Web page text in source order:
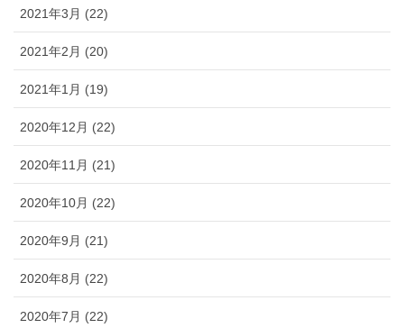
2021年3月 (22)
2021年2月 (20)
2021年1月 (19)
2020年12月 (22)
2020年11月 (21)
2020年10月 (22)
2020年9月 (21)
2020年8月 (22)
2020年7月 (22)